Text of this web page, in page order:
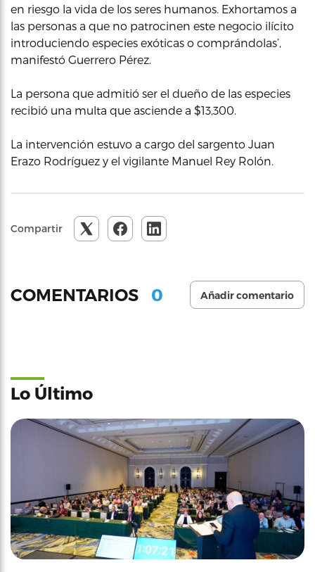
en riesgo la vida de los seres humanos. Exhortamos a
las personas a que no patrocinen este negocio ilícito
introduciendo especies exóticas o comprándolas’,
manifestó Guerrero Pérez.
La persona que admitió ser el dueño de las especies
recibió una multa que asciende a $13,300.
La intervención estuvo a cargo del sargento Juan
Erazo Rodríguez y el vigilante Manuel Rey Rolón.
Compartir
COMENTARIOS 0 Añadir comentario
Lo Último